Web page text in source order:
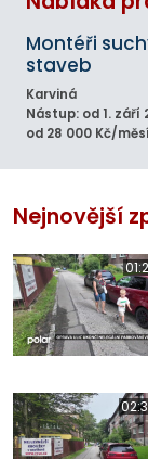
Montéři
staveb
Karviná
Nástup: od 1. září
od 28 000 Kč/
Nejnovější